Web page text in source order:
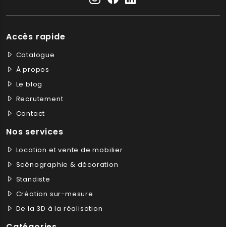
Accès rapide
Catalogue
À propos
Le blog
Recrutement
Contact
Nos services
Location et vente de mobilier
Scénographie & décoration
Standiste
Création sur-mesure
De la 3D à la réalisation